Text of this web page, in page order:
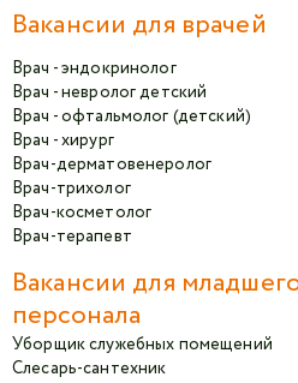
Вакансии для врачей
Врач - эндокринолог
Врач - невролог детский
Врач - офтальмолог (детский)
Врач - хирург
Врач-дерматовенеролог
Врач-трихолог
Врач-косметолог
Врач-терапевт
Вакансии для
персонала
Уборщик служебных помещений
Слесарь-сантехник